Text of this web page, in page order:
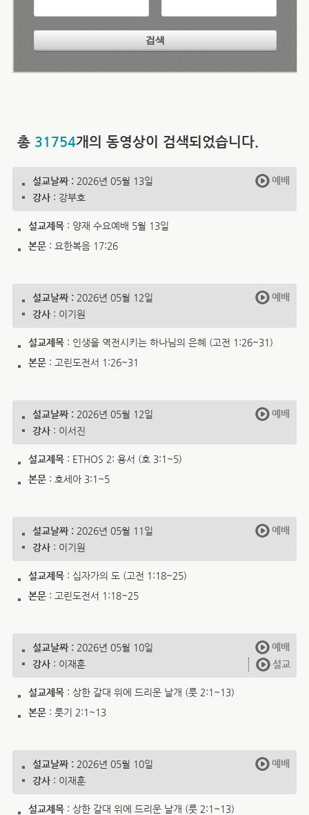
총 31754개의 동영상이 검색되었습니다.
설교날짜 : 2026년 05월 13일
강사: 강부호
예배
설교제목: 양재 수요예배 5월 13일
본문: 요한복음 17:26
설교날짜 : 2026년 05월 12일
강사: 이기원
예배
설교제목: 인생을 역전시키는 하나님의 은혜 (고전 1:26~31)
본문: 고린도전서 1:26~31
설교날짜 : 2026년 05월 12일
강사: 이서진
예배
설교제목: ETHOS 2: 용서 (호 3:1~5)
본문: 호세아 3:1~5
설교날짜 : 2026년 05월 11일
강사: 이기원
예배
설교제목: 십자가의 도 (고전 1:18~25)
본문: 고린도전서 1:18~25
설교날짜 : 2026년 05월 10일
강사: 이재훈
예배
설교
설교제목: 상한 갈대 위에 드리운 날개 (룻 2:1~13)
본문: 룻기 2:1~13
설교날짜 : 2026년 05월 10일
강사: 이재훈
예배
설교제목: 상한 갈대 위에 드리운 날개 (룻 2:1~13)